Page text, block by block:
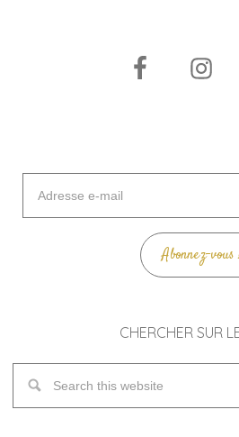
mail
Abonnez-vous
CHERCHER SUR